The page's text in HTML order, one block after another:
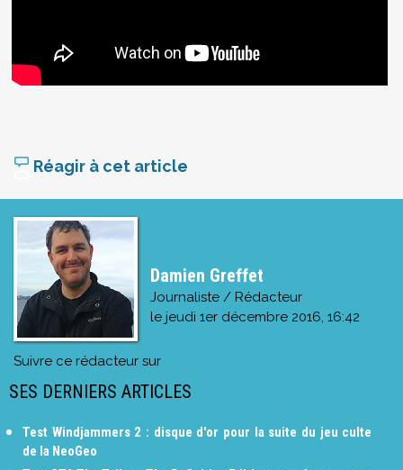
Réagir à cet article
Damien Greffet
Journaliste / Rédacteur
le jeudi 1er décembre 2016, 16:42
Suivre ce rédacteur sur
SES DERNIERS ARTICLES
Test Windjammers 2 : disque d'or pour la suite du jeu culte
de la NeoGeo